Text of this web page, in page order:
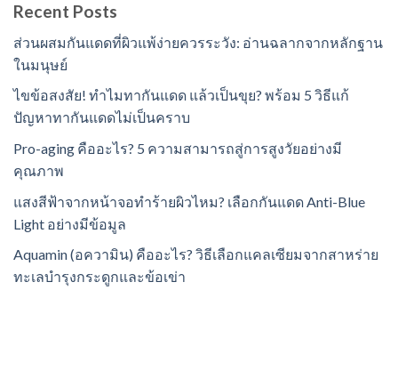
Recent Posts
ส่วนผสมกันแดดที่ผิวแพ้ง่ายควรระวัง: อ่านฉลากจากหลักฐาน
ในมนุษย์
ไขข้อสงสัย! ทำไมทากันแดด แล้วเป็นขุย? พร้อม 5 วิธีแก้
ปัญหาทากันแดดไม่เป็นคราบ
Pro-aging คืออะไร? 5 ความสามารถสู่การสูงวัยอย่างมี
คุณภาพ
แสงสีฟ้าจากหน้าจอทำร้ายผิวไหม? เลือกกันแดด Anti-Blue
Light อย่างมีข้อมูล
Aquamin (อความิน) คืออะไร? วิธีเลือกแคลเซียมจากสาหร่าย
ทะเลบำรุงกระดูกและข้อเข่า